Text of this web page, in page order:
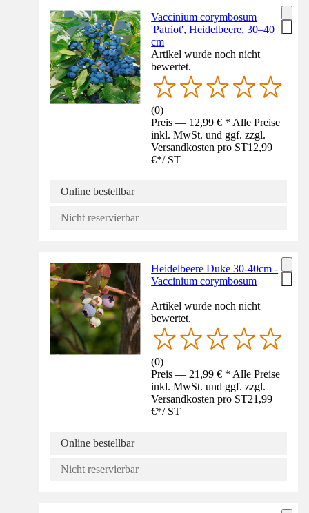
Vaccinium corymbosum
'Patriot', Heidelbeere, 30–40
cm
Artikel wurde noch nicht
bewertet.
(0)
Preis — 12,99 € * Alle Preise
inkl. MwSt. und ggf. zzgl.
Versandkosten pro ST12,99
€*/ ST
Online bestellbar
Nicht reservierbar
Heidelbeere Duke 30-40cm -
Vaccinium corymbosum
Artikel wurde noch nicht
bewertet.
(0)
Preis — 21,99 € * Alle Preise
inkl. MwSt. und ggf. zzgl.
Versandkosten pro ST21,99
€*/ ST
Online bestellbar
Nicht reservierbar